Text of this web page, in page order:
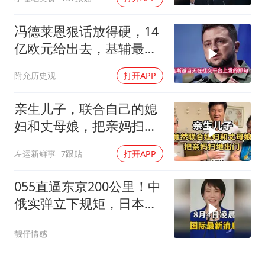
冯德莱恩狠话放得硬，14
亿欧元给出去，基辅最缺
的东西却一样没补上
附允历史观 打开APP
亲生儿子，联合自己的媳
妇和丈母娘，把亲妈扫地
左运新鲜事 7跟贴 打开APP
055直逼东京200公里！中
俄实弹立下规矩，日本除
靓仔情感